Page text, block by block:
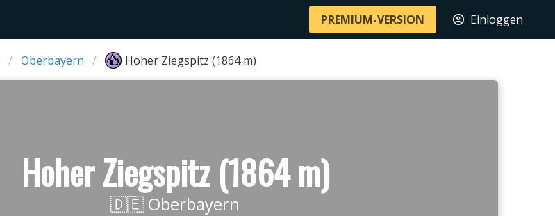
PREMIUM-VERSION Einloggen
Oberbayern Hoher Ziegspitz (1864 m)
Hoher Ziegspitz (1864 m)
🇩🇪 Oberbayern